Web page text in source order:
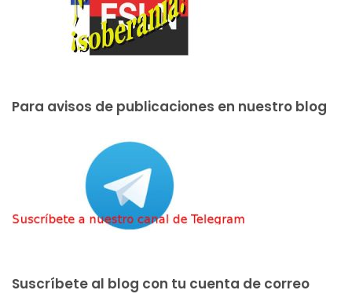
Para avisos de publicaciones en nuestro blog
Suscríbete al blog con tu cuenta de correo